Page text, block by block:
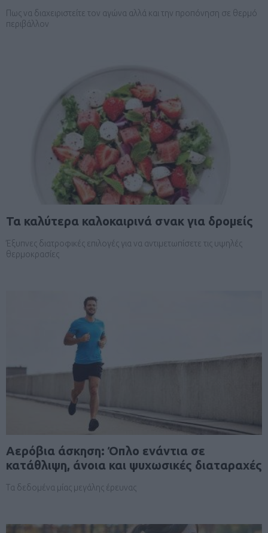
Πως να διαχειριστείτε τον αγώνα αλλά και την προπόνηση σε θερμό
περιβάλλον
Τα καλύτερα καλοκαιρινά σνακ για δρομείς
Έξυπνες διατροφικές επιλογές για να αντιμετωπίσετε τις υψηλές
θερμοκρασίες
Αερόβια άσκηση: Όπλο ενάντια σε
κατάθλιψη, άνοια και ψυχωσικές διαταραχές
Τα δεδομένα μίας μεγάλης έρευνας